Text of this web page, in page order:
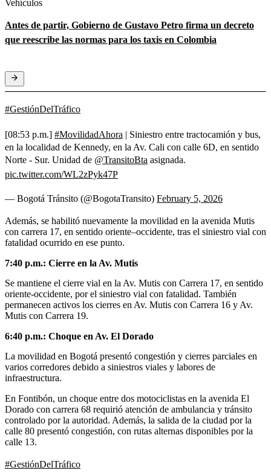
Vehículos
Antes de partir, Gobierno de Gustavo Petro firma un decreto
que reescribe las normas para los taxis en Colombia
#GestiónDelTráfico
[08:53 p.m.] #MovilidadAhora | Siniestro entre tractocamión y bus,
en la localidad de Kennedy, en la Av. Cali con calle 6D, en sentido
Norte - Sur. Unidad de @TransitoBta asignada.
pic.twitter.com/WL2zPyk47P
— Bogotá Tránsito (@BogotaTransito) February 5, 2026
Además, se habilitó nuevamente la movilidad en la avenida Mutis
con carrera 17, en sentido oriente–occidente, tras el siniestro vial con
fatalidad ocurrido en ese punto.
7:40 p.m.: Cierre en la Av. Mutis
Se mantiene el cierre vial en la Av. Mutis con Carrera 17, en sentido
oriente-occidente, por el siniestro vial con fatalidad. También
permanecen activos los cierres en Av. Mutis con Carrera 16 y Av.
Mutis con Carrera 19.
6:40 p.m.: Choque en Av. El Dorado
La movilidad en Bogotá presentó congestión y cierres parciales en
varios corredores debido a siniestros viales y labores de
infraestructura.
En Fontibón, un choque entre dos motociclistas en la avenida El
Dorado con carrera 68 requirió atención de ambulancia y tránsito
controlado por la autoridad. Además, la salida de la ciudad por la
calle 80 presentó congestión, con rutas alternas disponibles por la
calle 13.
#GestiónDelTráfico